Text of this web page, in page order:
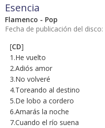
Esencia
Flamenco - Pop
Fecha de publicación del disco:
[CD]
1.He vuelto
2.Adiós amor
3.No volveré
4.Toreando al destino
5.De lobo a cordero
6.Amarás la noche
7.Cuando el río suena